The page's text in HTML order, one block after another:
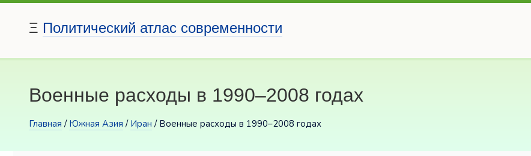
Ξ Политический атлас современности
Военные расходы в 1990–2008 годах
Главная / Южная Азия / Иран / Военные расходы в 1990–2008 годах